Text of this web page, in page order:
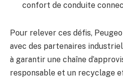
confort de conduite
Pour relever ces défis,
avec des partenaires
à garantir une chaîne
responsable et un recyclage